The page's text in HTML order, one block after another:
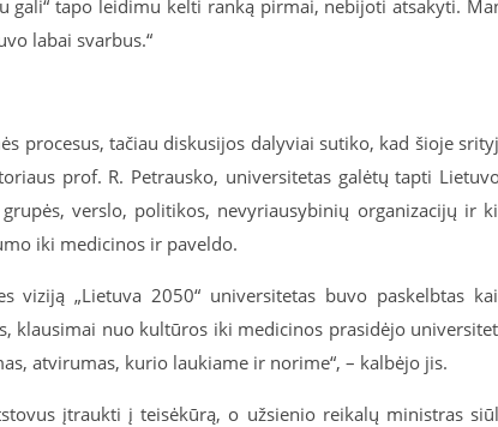
gali“ tapo leidimu kelti ranką pirmai, nebijoti atsakyti.
labai svarbus.“
procesus, tačiau diskusijos dalyviai sutiko, kad šioje
prof. R. Petrausko, universitetas galėtų tapti
verslo, politikos, nevyriausybinių organizacijų ir
iki medicinos ir paveldo.
viziją „Lietuva 2050“ universitetas buvo paskelbtas
klausimai nuo kultūros iki medicinos prasidėjo
atvirumas, kurio laukiame ir norime“, – kalbėjo jis.
įtraukti į teisėkūrą, o užsienio reikalų ministras